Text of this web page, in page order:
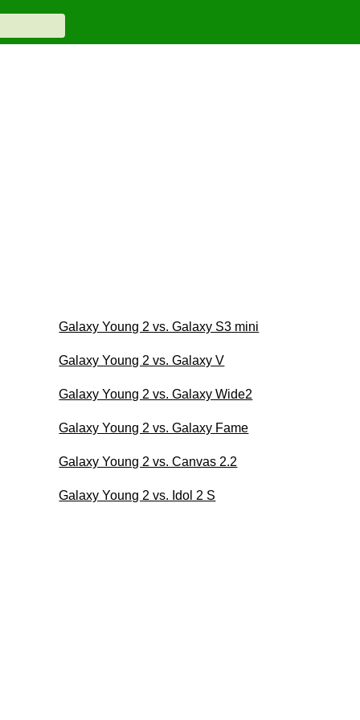
Galaxy Young 2 vs. Galaxy S3 mini
Galaxy Young 2 vs. Galaxy V
Galaxy Young 2 vs. Galaxy Wide2
Galaxy Young 2 vs. Galaxy Fame
Galaxy Young 2 vs. Canvas 2.2
Galaxy Young 2 vs. Idol 2 S